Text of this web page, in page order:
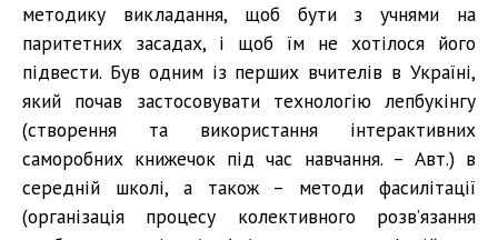
методику викладання, щоб бути з учнями на
паритетних засадах, і щоб їм не хотілося його
підвести. Був одним із перших вчителів в Україні,
який почав застосовувати технологію лепбукінгу
(створення та використання інтерактивних
саморобних книжечок під час навчання. – Авт.) в
середній школі, а також – методи фасилітації
(організація процесу колективного розв’язання